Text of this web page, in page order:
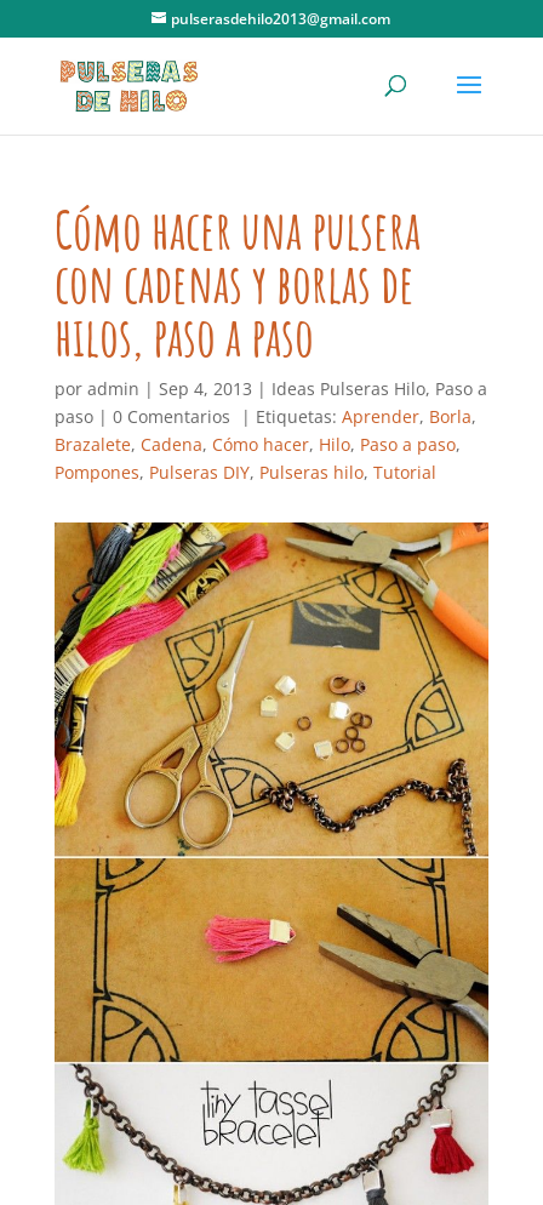
pulserasdehilo2013@gmail.com
Cómo hacer una pulsera
con cadenas y borlas de
hilos, paso a paso
por admin | Sep 4, 2013 | Ideas Pulseras Hilo, Paso a
paso| 0 Comentarios | Etiquetas: Aprender, Borla,
Brazalete, Cadena, Cómo hacer, Hilo, Paso a paso,
Pompones, Pulseras DIY, Pulseras hilo, Tutorial